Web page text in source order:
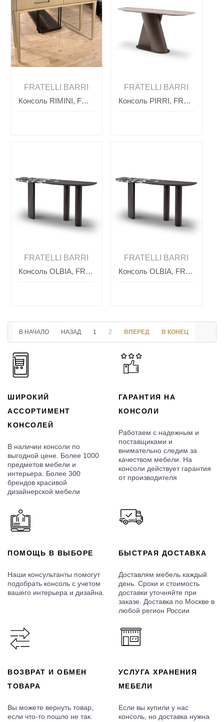
FRATELLI BARRI
Консоль RIMINI, FRATELLI BARRI
FRATELLI BARRI
Консоль PIRRI, FRATELLI BARRI
FRATELLI BARRI
Консоль OLBIA, FRATELLI BARRI
FRATELLI BARRI
Консоль OLBIA, FRATELLI BARRI
В НАЧАЛО НАЗАД 1 2 ВПЕРЕД В КОНЕЦ
ШИРОКИЙ
АССОРТИМЕНТ
КОНСОЛЕЙ
В наличии консоли по
выгодной цене. Более 1000
предметов мебели и
интерьера. Более 300
брендов красивой
дизайнерской мебели
ГАРАНТИЯ НА
КОНСОЛИ
Работаем с надежным и
поставщиками и
внимательно следим за
качеством мебели. На
консоли действует гарантия
от производителя
ПОМОЩЬ В ВЫБОРЕ
Наши консультанты помогут
подобрать консоль с учетом
вашего интерьера и дизайна.
БЫСТРАЯ ДОСТАВКА
Доставлям мебель каждый
день. Сроки и стоимость
доставки уточняйте при
заказе. Доставка по Москве в
любой регион России
ВОЗВРАТ И ОБМЕН
ТОВАРА
Вы можете вернуть товар,
если что-то пошло не так.
УСЛУГА ХРАНЕНИЯ
МЕБЕЛИ
Если вы купили у нас
консоль, но доставка нужна